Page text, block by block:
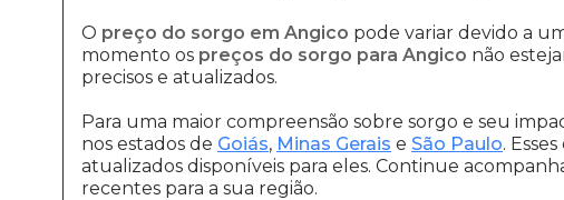
O preço do sorgo em Angico pode variar devido a
momento os preços do sorgo para Angico não
precisos e atualizados.
Para uma maior compreensão sobre sorgo e seu
nos estados de Goiás, Minas Gerais e São Paulo.
atualizados disponíveis para eles. Continue
recentes para a sua região.